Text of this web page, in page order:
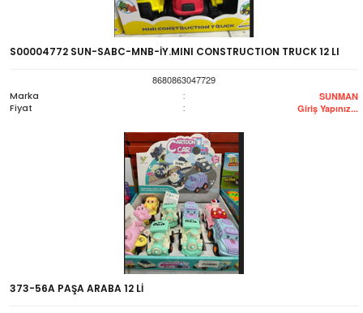
S00004772 SUN-SABC-MNB-İY.MINI CONSTRUCTION TRUCK 12 LI
8680863047729
Marka
: SUNMAN
Fiyat : Giriş Yapınız...
373-56A PAŞA ARABA 12 Lİ